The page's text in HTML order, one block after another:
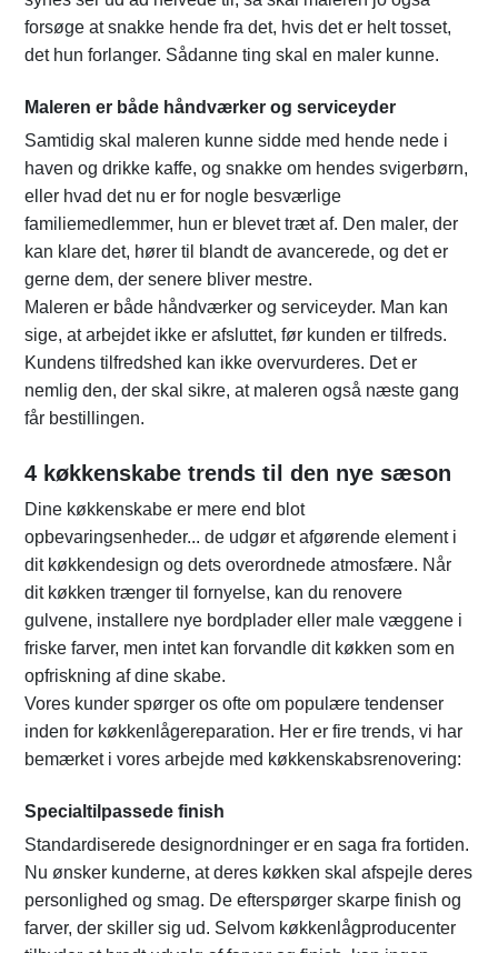
forsøge at snakke hende fra det, hvis det er helt tosset,
det hun forlanger. Sådanne ting skal en maler kunne.
Maleren er både håndværker og serviceyder
Samtidig skal maleren kunne sidde med hende nede i
haven og drikke kaffe, og snakke om hendes svigerbørn,
eller hvad det nu er for nogle besværlige
familiemedlemmer, hun er blevet træt af. Den maler, der
kan klare det, hører til blandt de avancerede, og det er
gerne dem, der senere bliver mestre.
Maleren er både håndværker og serviceyder. Man kan
sige, at arbejdet ikke er afsluttet, før kunden er tilfreds.
Kundens tilfredshed kan ikke overvurderes. Det er
nemlig den, der skal sikre, at maleren også næste gang
får bestillingen.
4 køkkenskabe trends til den nye sæson
Dine køkkenskabe er mere end blot
opbevaringsenheder... de udgør et afgørende element i
dit køkkendesign og dets overordnede atmosfære. Når
dit køkken trænger til fornyelse, kan du renovere
gulvene, installere nye bordplader eller male væggene i
friske farver, men intet kan forvandle dit køkken som en
opfriskning af dine skabe.
Vores kunder spørger os ofte om populære tendenser
inden for køkkenlågereparation. Her er fire trends, vi har
bemærket i vores arbejde med køkkenskabsrenovering:
Specialtilpassede finish
Standardiserede designordninger er en saga fra fortiden.
Nu ønsker kunderne, at deres køkken skal afspejle deres
personlighed og smag. De efterspørger skarpe finish og
farver, der skiller sig ud. Selvom køkkenlågproducenter